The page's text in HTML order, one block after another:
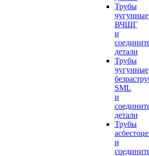
Трубы
чугунные
ВЧШГ
и
детали
Трубы
чугунные
SML
и
детали
Трубы
и